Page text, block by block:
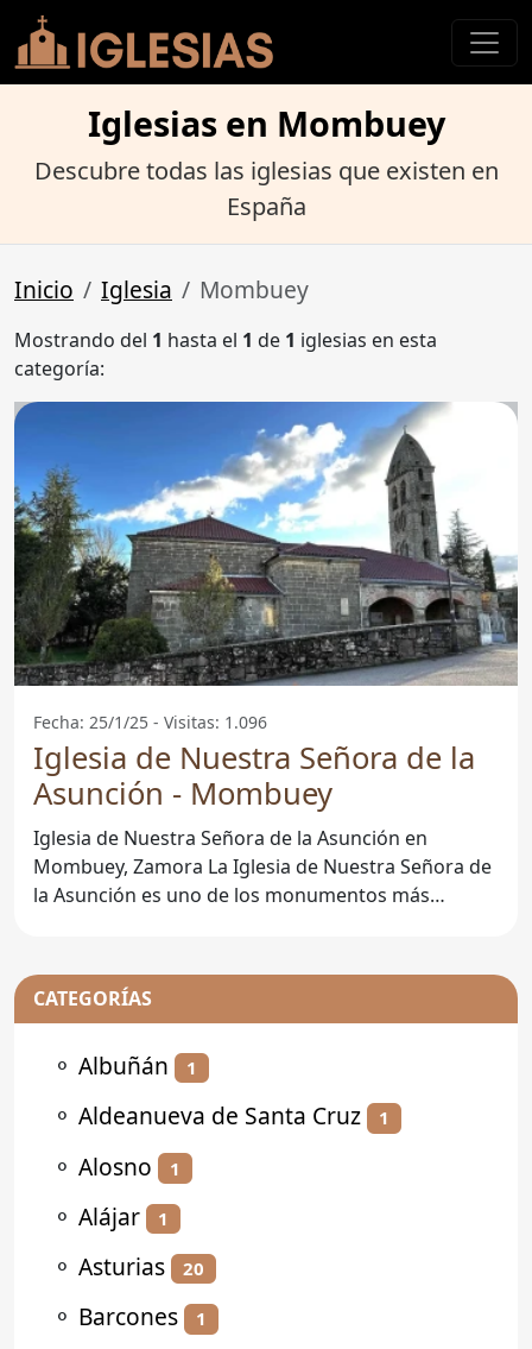
Iglesias en Mombuey
Descubre todas las iglesias que existen en
España
Inicio Iglesia Mombuey
Mostrando del 1 hasta el 1 de 1 iglesias en esta
categoría:
Fecha: 25/1/25 - Visitas: 1.096
Iglesia de Nuestra Señora de la
Asunción - Mombuey
Iglesia de Nuestra Señora de la Asunción en
Mombuey, Zamora La Iglesia de Nuestra Señora de
la Asunción es uno de los monumentos más
CATEGORÍAS
⚬ Albuñán 1
⚬ Aldeanueva de Santa Cruz 1
⚬ Alosno 1
⚬ Alájar 1
⚬ Asturias 20
⚬ Barcones 1